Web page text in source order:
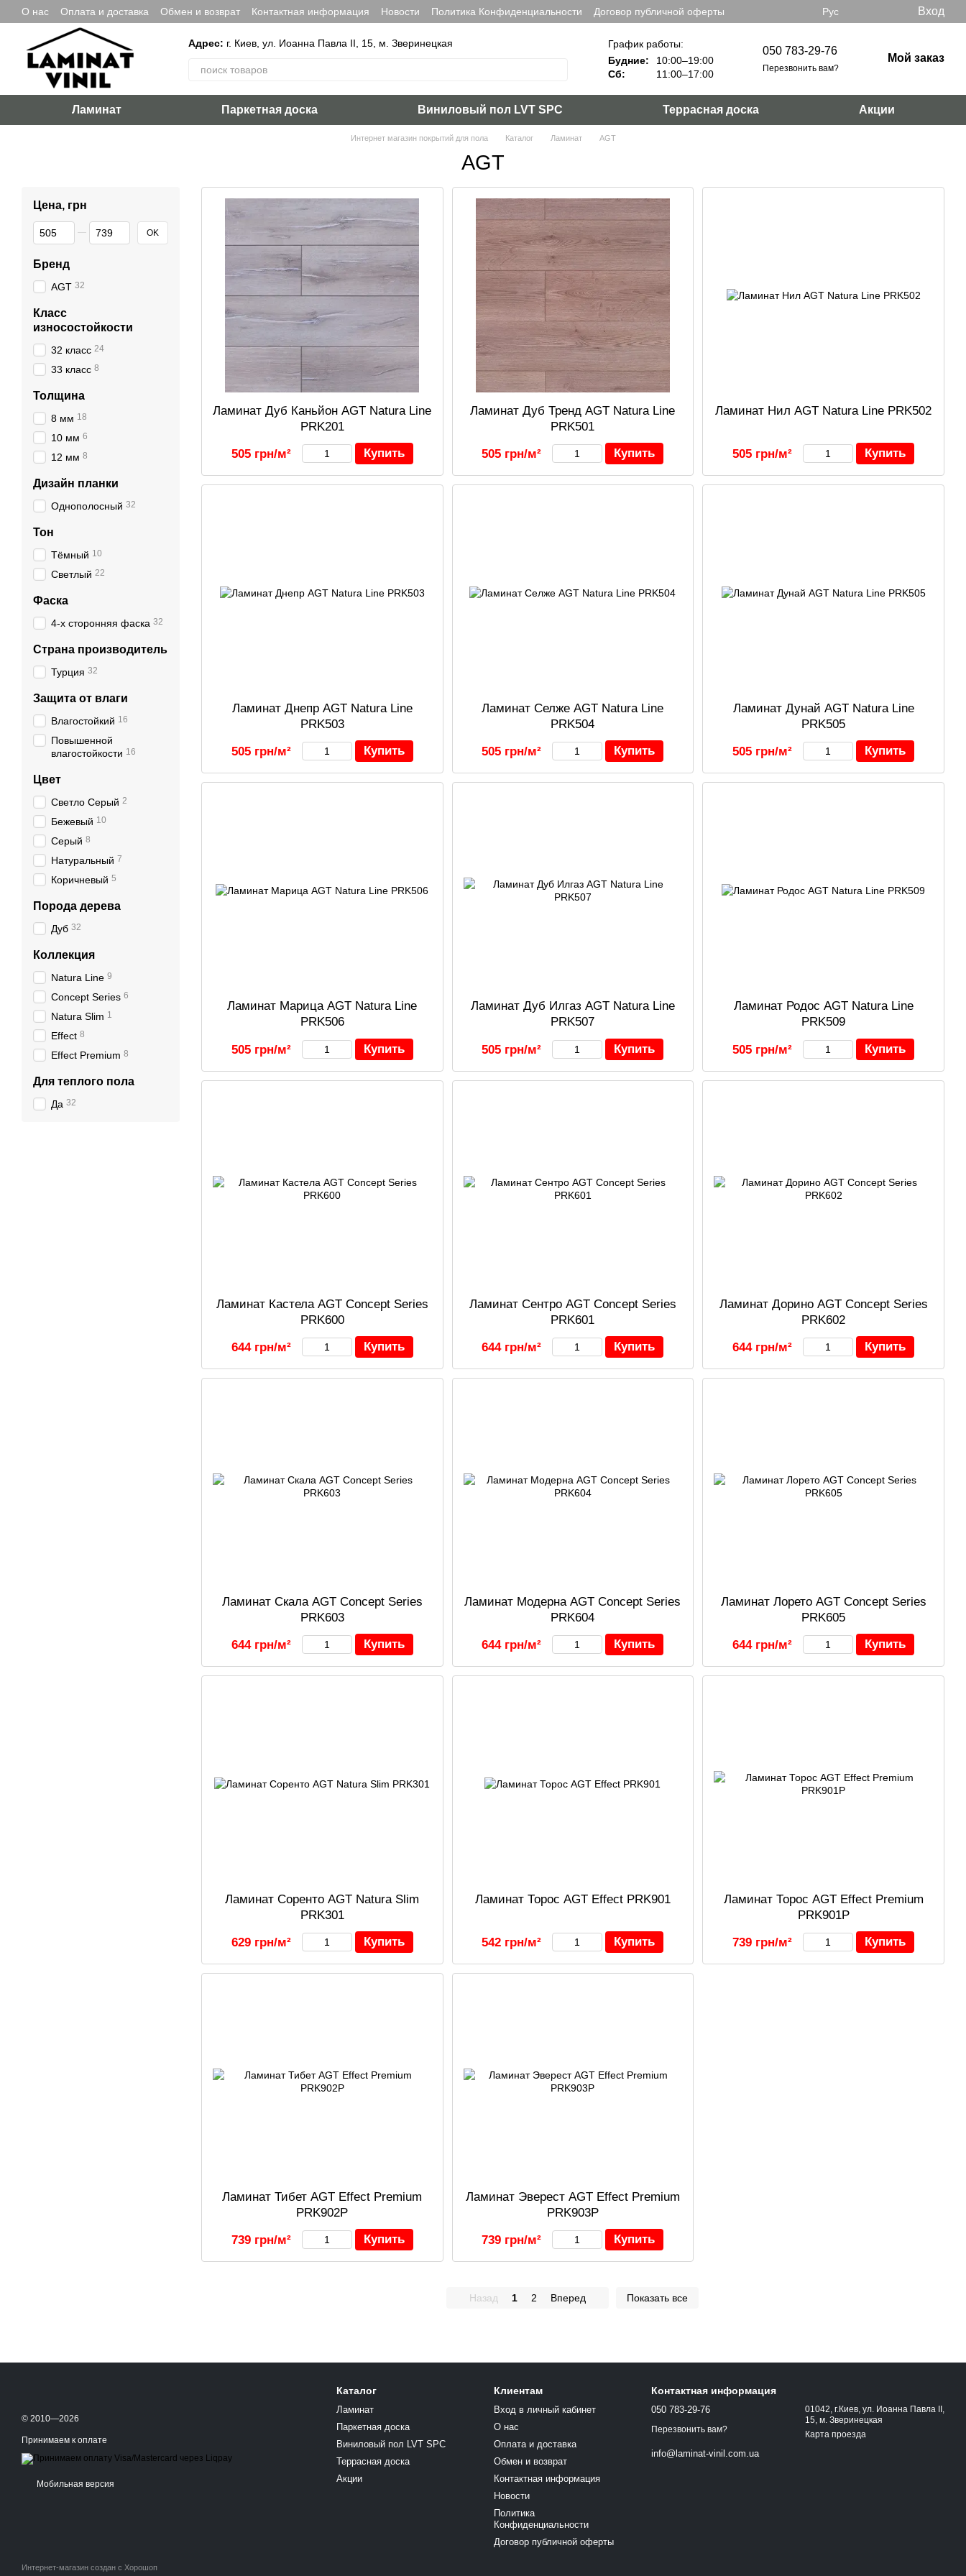
Перейти к основному контенту
О нас Оплата и доставка Обмен и возврат Контактная информация Новости Политика Конфиденциальности Договор публичной оферты Рус Вход
Адрес: г. Киев, ул. Иоанна Павла ІІ, 15, м. Зверинецкая
График работы:
Будние:
10:00–19:00
Сб:
11:00–17:00
050 783-29-76
Перезвонить вам?
Мой заказ
Ламинат Паркетная доска Виниловый пол LVT SPC Террасная доска Акции
Интернет магазин покрытий для пола Каталог Ламинат AGT
AGT
Ламинат Дуб Каньйон AGT Natura Line
PRK201
505 грн/м² Купить
Ламинат Дуб Тренд AGT Natura Line
PRK501
505 грн/м² Купить
Ламинат Нил AGT Natura Line PRK502
505 грн/м² Купить
Ламинат Днепр AGT Natura Line
PRK503
505 грн/м² Купить
Ламинат Селже AGT Natura Line
PRK504
505 грн/м² Купить
Ламинат Дунай AGT Natura Line
PRK505
505 грн/м² Купить
Ламинат Марица AGT Natura Line
PRK506
505 грн/м² Купить
Ламинат Дуб Илгаз AGT Natura Line
PRK507
505 грн/м² Купить
Ламинат Родос AGT Natura Line
PRK509
505 грн/м² Купить
Ламинат Кастела AGT Concept Series
PRK600
644 грн/м² Купить
Ламинат Сентро AGT Concept Series
PRK601
644 грн/м² Купить
Ламинат Дорино AGT Concept Series
PRK602
644 грн/м² Купить
Ламинат Скала AGT Concept Series
PRK603
644 грн/м² Купить
Ламинат Модерна AGT Concept Series
PRK604
644 грн/м² Купить
Ламинат Лорето AGT Concept Series
PRK605
644 грн/м² Купить
Ламинат Соренто AGT Natura Slim
PRK301
629 грн/м² Купить
Ламинат Торос AGT Effect PRK901
542 грн/м² Купить
Ламинат Торос AGT Effect Premium
PRK901P
739 грн/м² Купить
Ламинат Тибет AGT Effect Premium
PRK902P
739 грн/м² Купить
Ламинат Эверест AGT Effect Premium
PRK903P
739 грн/м² Купить
Назад 1 2 Вперед Показать все
Цена, грн
От Цена, грн
До Цена, грн OK
Бренд
AGT 32
Класс
износостойкости
32 класс 24
33 класс 8
Толщина
8 мм 18
10 мм 6
12 мм 8
Дизайн планки
Однополосный 32
Тон
Тёмный 10
Светлый 22
Фаска
4-х сторонняя фаска 32
Страна производитель
Турция 32
Защита от влаги
Влагостойкий 16
Повышенной
влагостойкости 16
Цвет
Светло Серый 2
Бежевый 10
Серый 8
Натуральный 7
Коричневый 5
Порода дерева
Дуб 32
Коллекция
Natura Line 9
Concept Series 6
Natura Slim 1
Effect 8
Effect Premium 8
Для теплого пола
Да 32
© 2010—2026
Принимаем к оплате
Мобильная версия
Интернет-магазин создан с Хорошоп
Каталог
Ламинат
Паркетная доска
Виниловый пол LVT SPC
Террасная доска
Акции
Клиентам
Вход в личный кабинет
О нас
Оплата и доставка
Обмен и возврат
Контактная информация
Новости
Политика
Конфиденциальности
Договор публичной оферты
Контактная информация
050 783-29-76
Перезвонить вам?
info@laminat-vinil.com.ua
01042, г.Киев, ул. Иоанна Павла ІІ,
15, м. Зверинецкая
Карта проезда